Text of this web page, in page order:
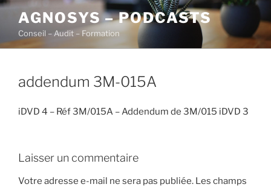
Aller
contenu
principal
AGNOSYS – PODCASTS
Conseil – Audit – Formation
addendum 3M-015A
iDVD 4 – Réf 3M/015A – Addendum de 3M/015 iDVD 3
Laisser un commentaire
Votre adresse e-mail ne sera pas publiée. Les champs